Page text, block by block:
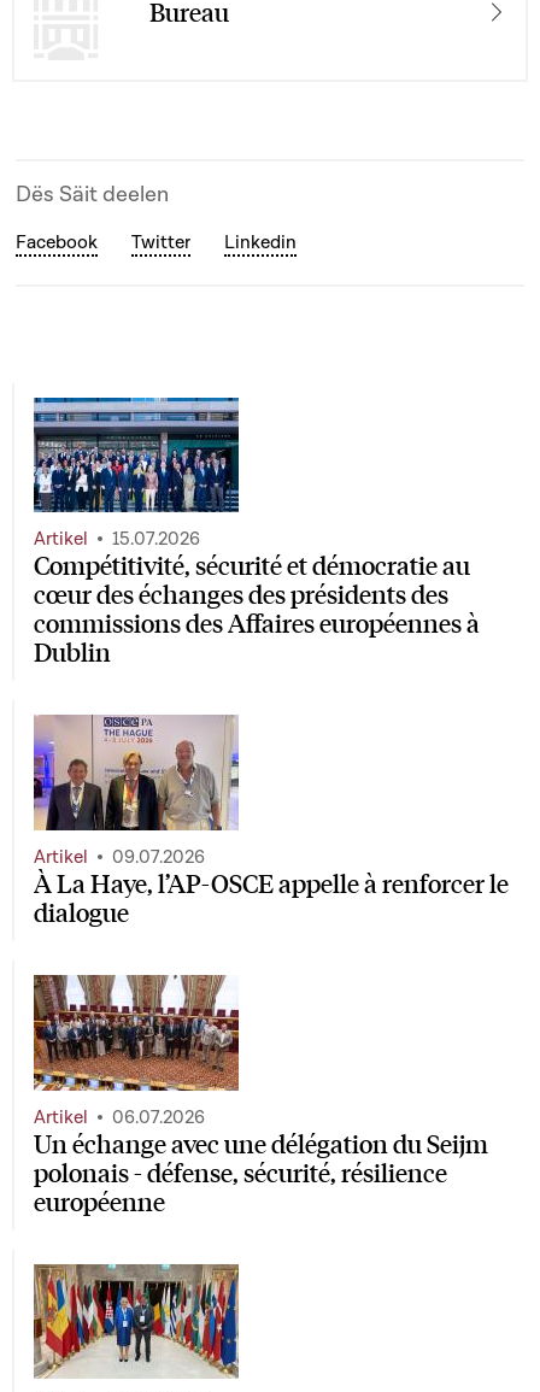
Bureau
Dës Säit deelen
Facebook Twitter Linkedin
Compétitivité, sécurité et démocratie au
cœur des échanges des présidents des
commissions des Affaires européennes à
Dublin
Artikel 15.07.2026
À La Haye, l’AP-OSCE appelle à renforcer le
dialogue
Artikel 09.07.2026
Un échange avec une délégation du Seijm
polonais - défense, sécurité, résilience
européenne
Artikel 06.07.2026